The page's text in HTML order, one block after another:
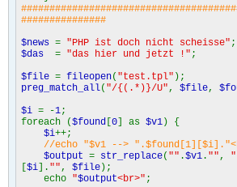
###############
$news = "PHP ist doch nicht scheisse" ;
$das = "das hier und jetzt !" ;
$file = fileopen( "test.tpl" );
preg_match_all( "/{(.*)}/U" , $file,
$i = -1;
foreach ($found [0] as $v1) {
$i++;
//echo "$v1 -->
$output = str_replace( "" .$v1 . "" ,
[$i]. "" , $file);
echo "$output<br>" ;